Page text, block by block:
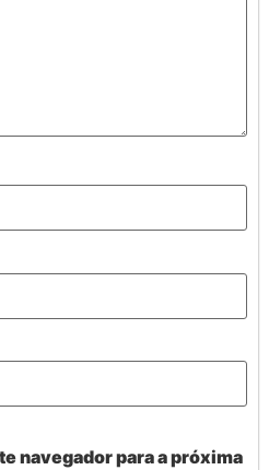
navegador para a próxima